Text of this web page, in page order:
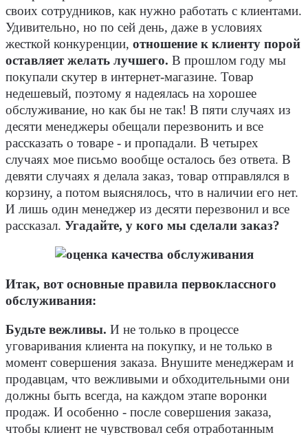
своих сотрудников, как нужно работать с клиентами.
Удивительно, но по сей день, даже в условиях
жесткой конкуренции, отношение к клиенту порой
оставляет желать лучшего. В прошлом году мы
покупали скутер в интернет-магазине. Товар
недешевый, поэтому я надеялась на хорошее
обслуживание, но как бы не так! В пяти случаях из
десяти менеджеры обещали перезвонить и все
рассказать о товаре - и пропадали. В четырех
случаях мое письмо вообще осталось без ответа. В
девяти случаях я делала заказ, товар отправлялся в
корзину, а потом выяснялось, что в наличии его нет.
И лишь один менеджер из десяти перезвонил и все
рассказал. Угадайте, у кого мы сделали заказ?
Итак, вот основные правила первоклассного
обслуживания:
Будьте вежливы. И не только в процессе
уговаривания клиента на покупку, и не только в
момент совершения заказа. Внушите менеджерам и
продавцам, что вежливыми и обходительными они
должны быть всегда, на каждом этапе воронки
продаж. И особенно - после совершения заказа,
чтобы клиент не чувствовал себя отработанным